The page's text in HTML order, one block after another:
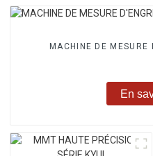
MACHINE DE MESURE
En